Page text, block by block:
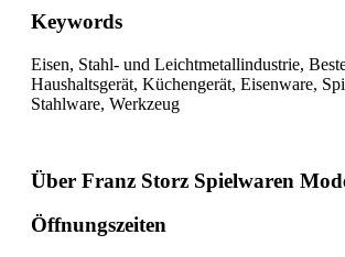
Keywords
Eisen, Stahl- und Leichtmetallindustrie,
Haushaltsgerät, Küchengerät, Eisenware,
Stahlware, Werkzeug
Über Franz Storz Spielwaren
Öffnungszeiten